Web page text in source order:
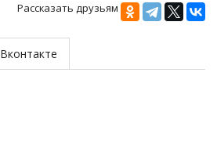
Рассказать друзьям
Вконтакте